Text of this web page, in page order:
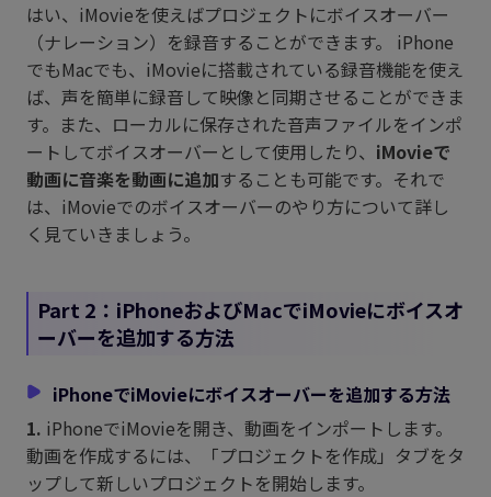
はい、iMovieを使えばプロジェクトにボイスオーバー
（ナレーション）を録音することができます。 iPhone
でもMacでも、iMovieに搭載されている録音機能を使え
ば、声を簡単に録音して映像と同期させることができま
す。また、ローカルに保存された音声ファイルをインポ
ートしてボイスオーバーとして使用したり、 iMovieで
動画に音楽を動画に追加することも可能です。それで
は、iMovieでのボイスオーバーのやり方について詳し
く見ていきましょう。
Part 2：iPhoneおよびMacでiMovieにボイスオ
ーバーを追加する方法
iPhoneでiMovieにボイスオーバーを追加する方法
1. iPhoneでiMovieを開き、動画をインポートします。
動画を作成するには、「プロジェクトを作成」タブをタ
ップして新しいプロジェクトを開始します。